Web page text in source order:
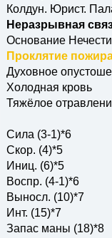
Колдун. Юрист.
Неразрывная
Основание
Проклятие
Духовное
Холодная кровь
Тяжёлое
Сила (3-1)*6
Скор. (4)*5
Иниц. (6)*5
Воспр. (4-1)*6
Выносл. (10)*7
Инт. (15)*7
Запас маны (18)*8